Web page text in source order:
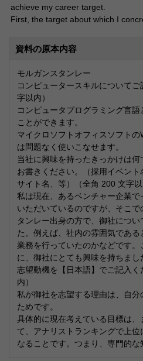
achieve my career target.
First, the target about which I
資料の原本内容
モルガンスタンレー
コンピュータースキルについて
字以内）
コンピュータプログラミング言
ことができます。
マイクロソフトオフィスソフト
は問題なく使いこなせます。
当社に興味を持ったきっかけは何
お書きください。（採用イベン
サイト名、等）（全角 200 文字以
私は現在、あるベンチャー企業
いただいているのですが、そこ
タンレー出身の方で、御社につ
た。例えば、社内の雰囲気であ
業務を行っていたのかなどです
に、御社にとても興味を持ちまし
志望動機を【日本語】でご記入
内）
私が御社を志望する理由は、自
ためです。
具体的に現在考えている目標は、
て、アナリストランキングで上
なることです。つまり、専門的な